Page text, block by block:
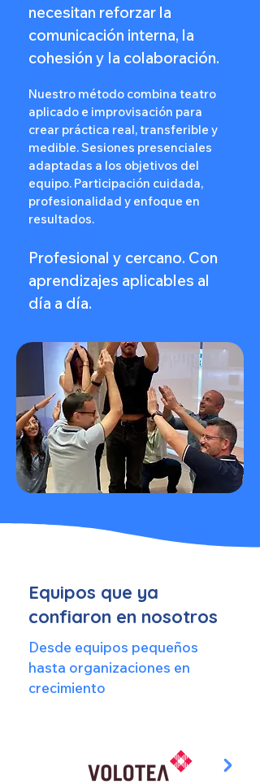
necesitan reforzar la
comunicación interna, la
cohesión y la colaboración.
Nuestro método combina teatro
aplicado e improvisación para
crear práctica real, transferible y
medible. Sesiones presenciales
adaptadas a los objetivos del
equipo. Participación cuidada,
profesionalidad y enfoque en
resultados.
Profesional y cercano. Con
aprendizajes aplicables al
día a día.
Equipos que ya
confiaron en nosotros
Desde equipos pequeños
hasta organizaciones en
crecimiento